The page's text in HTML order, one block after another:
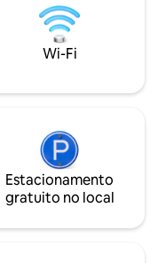
neste paraíso
Wi-Fi
Estacionamento
gratuito no local